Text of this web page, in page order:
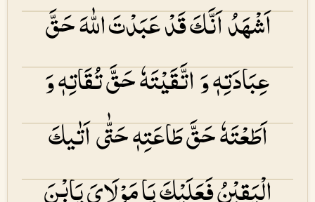
اَشْهَدُ اَنَّكَ قَدْ عَبَدْتَ اللّٰهَ حَقَّ
عِبَادَتِهٖ وَ اتَّقَیْتَهٗ حَقَّ تُقَاتِهٖ وَ
اَطَعْتَهٗ حَقَّ طَاعَتِهٖ حَتّٰی اَتٰیكَ
الْیَقِیْنُ فَعَلَیْكَ یَا مَوْلَایَ یَابْنَ